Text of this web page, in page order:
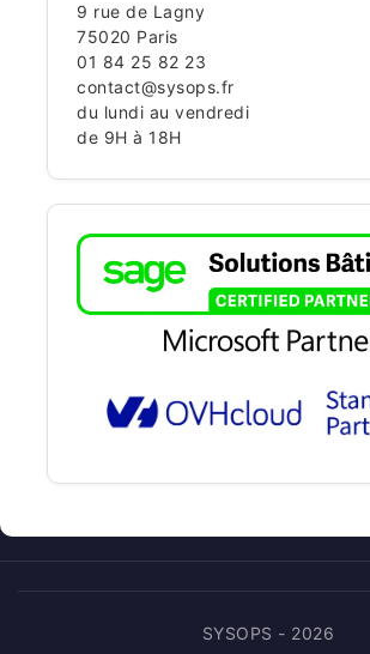
9 rue de Lagny
75020 Paris
01 84 25 82 23
contact@sysops.fr
du lundi au vendredi
de 9H à 18H
SYSOPS - 2026